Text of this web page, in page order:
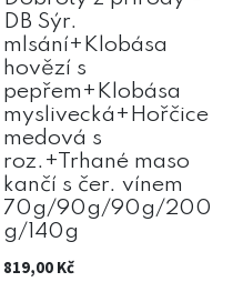
DB Sýr.
mlsání+Klobása
hovězí s
pepřem+Klobása
myslivecká+Hořčice
medová s
roz.+Trhané maso
kančí s čer. vínem
70g/90g/90g/200
g/140g
819,00Kč